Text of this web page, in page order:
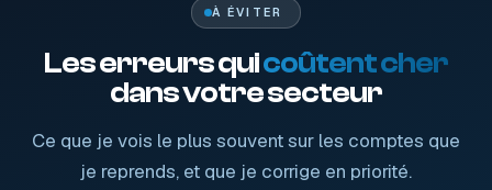
À ÉVITER
Les erreurs quicoûtent cher
dans votre secteur
Ce que je vois le plus souvent sur les comptes que
je reprends, et que je corrige en priorité.